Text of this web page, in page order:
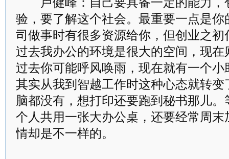
验，要了解这个社会。最重要一点是
司做事时有很多资源给你，但创业之
过去我办公的环境是很大的空间，现
过去你可能呼风唤雨，现在就有一个
其实从我到智越工作时这种心态就转
脑都没有，想打印还要跑到秘书那儿
个人共用一张大办公桌，还要经常周
情却是不一样的。